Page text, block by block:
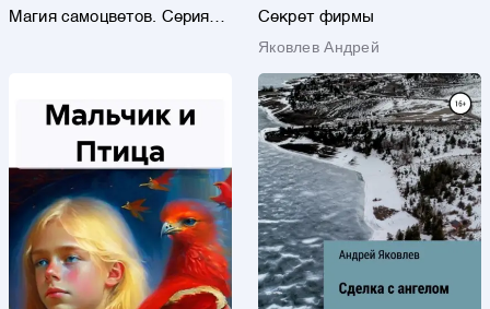
Магия самоцветов. Серия
Секрет фирмы
Яковлев Андрей